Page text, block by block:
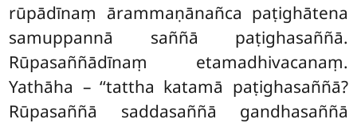
rūpādīnaṃ ārammaṇānañca paṭighātena
samuppannā saññā paṭighasaññā.
Rūpasaññādīnaṃ etamadhivacanaṃ.
Yathāha – ‘‘tattha katamā paṭighasaññā?
Rūpasaññā saddasaññā gandhasaññā